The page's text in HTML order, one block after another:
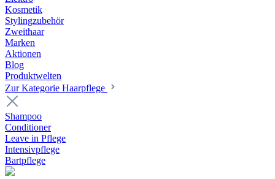
Kosmetik
Stylingzubehör
Zweithaar
Marken
Aktionen
Blog
Produktwelten
Zur Kategorie Haarpflege
Shampoo
Conditioner
Leave in Pflege
Intensivpflege
Bartpflege